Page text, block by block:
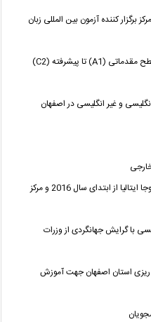
برگزار کننده آزمون بین المللی زبان
- برگزاری دوره های آموزش زبان ایتالیایی از سطح مقدماتی (A1) تا پیشرفته (C2)
و غیر انگلیسی در اصفهان
اخذ نمایندگی رسمی از دانشگاه بین المللی پروجا ایتالیا از ابتدای سال 2016 و مرکز
با گرایش جهانگردی از وزرات
ریزی استان اصفهان جهت آموزش